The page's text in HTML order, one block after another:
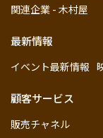
関連企業 - 木村屋
最新情報
イベント最新情報
顧客サービス
販売チャネル